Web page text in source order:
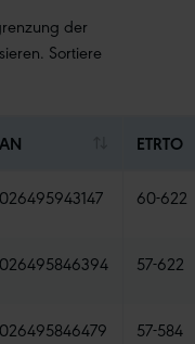
der
Sortiere
ETRTO
60-622
57-622
57-584